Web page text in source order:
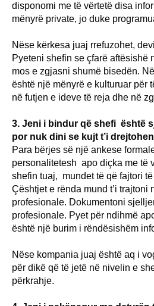
disponomi me të vërtetë disa
mënyrë private, jo duke
Nëse kërkesa juaj rrefuzohet,
Pyeteni shefin se çfarë aftësishë
mos e zgjasni shumë bisedën.
është një mënyrë e kulturuar për
në futjen e ideve të reja dhe në
3. Jeni i bindur që shefi është
por nuk dini se kujt t’i
Para bërjes së një ankese
personalitetesh apo diçka me të
shefin tuaj, mundet të që fajtori
Çështjet e rënda mund t’i trajtoni
profesionale. Dokumentoni
profesionale. Pyet për ndihmë
është një burim i rëndësishëm
Nëse kompania juaj është aq i
për dikë që të jetë në nivelin e
përkrahje.